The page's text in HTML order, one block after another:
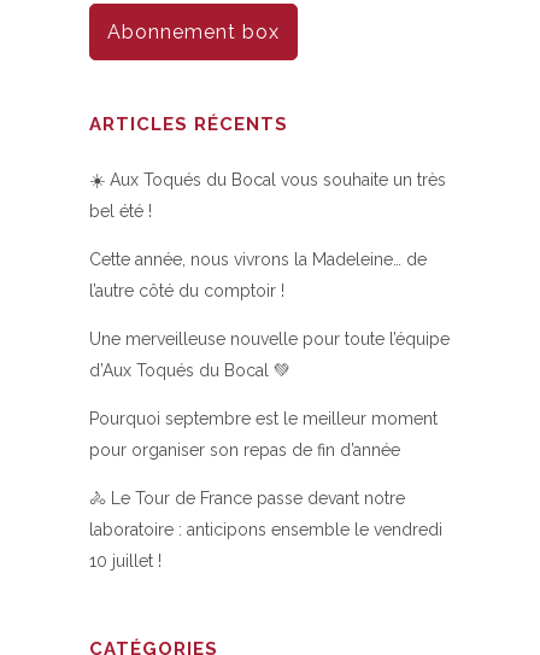
Abonnement box
ARTICLES RÉCENTS
☀️ Aux Toqués du Bocal vous souhaite un très
bel été !
Cette année, nous vivrons la Madeleine… de
l’autre côté du comptoir !
Une merveilleuse nouvelle pour toute l’équipe
d’Aux Toqués du Bocal 💚
Pourquoi septembre est le meilleur moment
pour organiser son repas de fin d’année
🚴 Le Tour de France passe devant notre
laboratoire : anticipons ensemble le vendredi
10 juillet !
CATÉGORIES